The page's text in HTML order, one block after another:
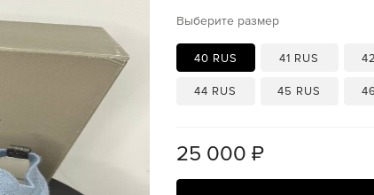
Выберите размер
40 RUS 41 RUS
44 RUS 45 RUS
25 000 ₽